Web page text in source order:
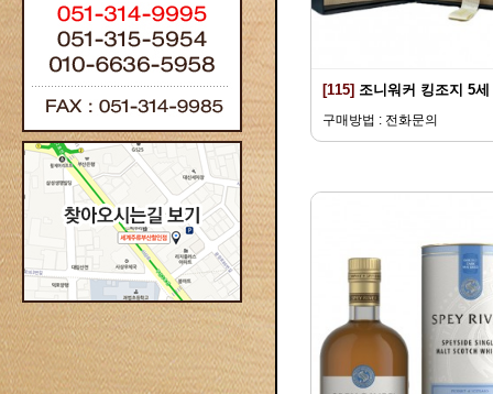
[115] 조니워커 킹조지 5세
구매방법 : 전화문의